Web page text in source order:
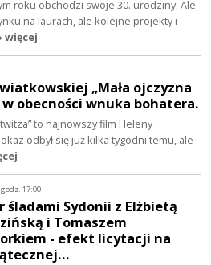
roku obchodzi swoje 30. urodziny. Ale
na laurach, ale kolejne projekty i
więcej
„Mała ojczyzna
obecności wnuka bohatera.
to najnowszy film Heleny
odbył się już kilka tygodni temu, ale
godz. 17:00
śladami Sydonii z Elżbietą
i Tomaszem
- efekt licytacji na